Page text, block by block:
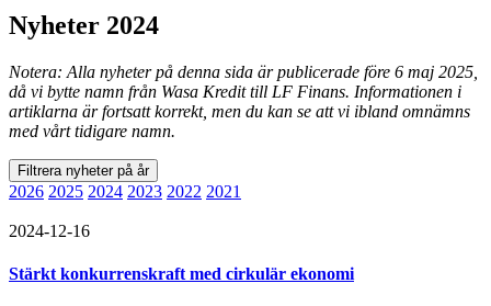
Nyheter 2024
Notera: Alla nyheter på denna sida är publicerade före 6 maj 2025,
då vi bytte namn från Wasa Kredit till LF Finans. Informationen i
artiklarna är fortsatt korrekt, men du kan se att vi ibland omnämns
med vårt tidigare namn.
Filtrera nyheter på år
2026 2025 2024 2023 2022 2021
2024-12-16
Stärkt konkurrenskraft med cirkulär ekonomi